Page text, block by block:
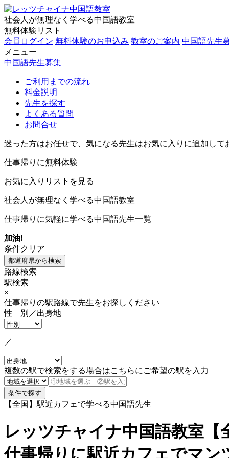
社会人が無理なく学べる中国語教室
無料体験リスト
会員ログイン 無料体験のお申込み 教室のご案内 中国語先生
メニュー
中国語先生募集
ご利用までの流れ
料金説明
先生を探す
よくある質問
お問合せ
迷った方はお任せで、気になる先生はお気に入りに追加して
仕事帰りに無料体験
お気に入りリストを見る
社会人が無理なく学べる中国語教室
仕事帰りに気軽に学べる中国語先生一覧
加油!
条件クリア
路線検索
駅検索
×
仕事帰りの駅路線で先生をお探しください
性 別／出身地
／
複数の駅で検索をする場合はこちらにご希望の駅を入力
【全国】駅近カフェで学べる中国語先生
レッツチャイナ中国語教室【
仕事帰りに駅近カフェでマン